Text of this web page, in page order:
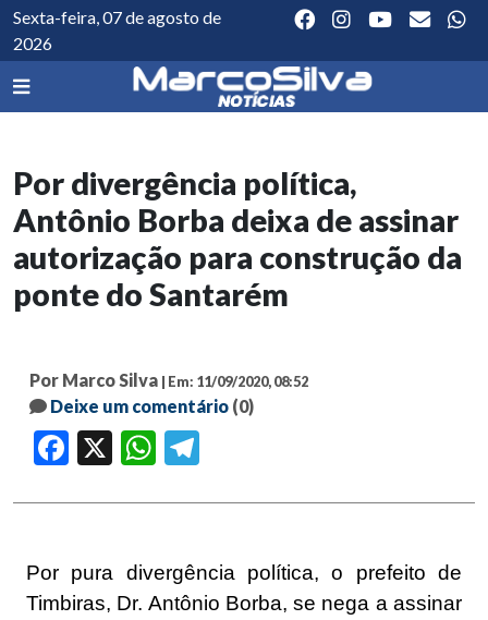
Sexta-feira, 07 de agosto de
2026
Por divergência política,
Antônio Borba deixa de assinar
autorização para construção da
ponte do Santarém
Por Marco Silva | Em: 11/09/2020, 08:52
Deixe um comentário (0)
Facebook WhatsApp
Por pura divergência política, o prefeito de
Timbiras, Dr. Antônio Borba, se nega a assinar